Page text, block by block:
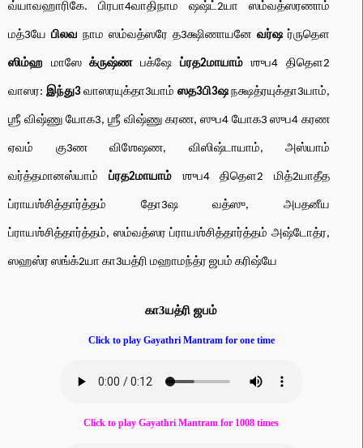
வ்யாவஹாரிகே. பிரபா4வாதிநாம ஷஷ்ட்2யா ஸம்வத்ஸரணாம்
மத்3யே பிலவ நாம ஸம்வத்ஸரே த3க்ஷிணாயனே வர்ஷ ர்ருதௌ
ஸிம்ஹ மாஸேக்ருஷ்ணபக்ஷே ப்ரத2மாயாம்ஶுப4 திதௌ2
வாஸர: இந்து3வாஸரயுக்தா3யாம் ஸத3பி3ஷநக்ஷத்ரயுக்தா3யாம்,
ஶ்ரீ விஷ்ணு யோக3, ஶ்ரீ விஷ்ணு கரண, ஸுப4 யோக3 ஸுப4 கரண
ஏவம் கு3ண விஶேஷண, விஸிஷ்டாயாம், அஸ்யாம்
வர்த்தமானஸ்யாம் ப்ரத2மாயாம்ஶுப4 திதௌ2 மித்2யாதீத
ப்ராயஶ்சித்தார்த்தம் தோ3ஷ வத்ஸு, அபதனீய
ப்ராயஶ்சித்தார்த்தம், ஸம்வத்ஸர ப்ராயஶ்சித்தார்த்தம் அஷ்டோத்ர,
ஸஹஸ்ர ஸங்க்2யா கா3யத்ரி மஹாமந்த்ர ஜபம் கரிஷ்யே
கா3யத்ரி ஜபம்
Click to play Gayathri Mantram for one time
Click to play Gayathri Mantram for 1008 times